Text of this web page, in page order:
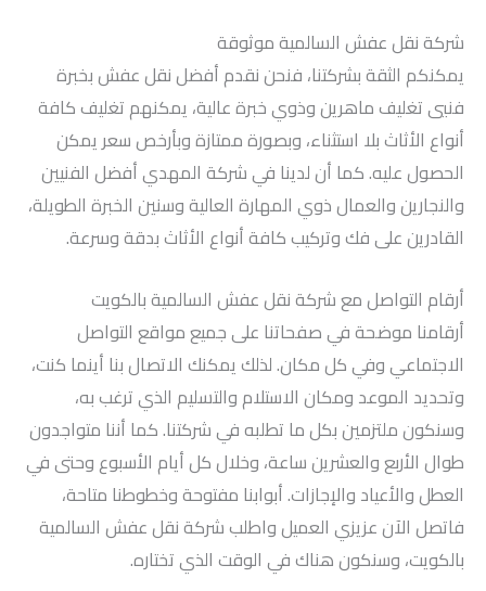
شركة نقل عفش السالمية موثوقة
يمكنكم الثقة بشركتنا، فنحن نقدم أفضل نقل عفش بخبرة
فنيي تغليف ماهرين وذوي خبرة عالية، يمكنهم تغليف كافة
أنواع الأثاث بلا استثناء، وبصورة ممتازة وبأرخص سعر يمكن
الحصول عليه. كما أن لدينا في شركة المهدي أفضل الفنيين
والنجارين والعمال ذوي المهارة العالية وسنين الخبرة الطويلة،
القادرين على فك وتركيب كافة أنواع الأثاث بدقة وسرعة.
أرقام التواصل مع شركة نقل عفش السالمية بالكويت
أرقامنا موضحة في صفحاتنا على جميع مواقع التواصل
الاجتماعي وفي كل مكان. لذلك يمكنك الاتصال بنا أينما كنت،
وتحديد الموعد ومكان الاستلام والتسليم الذي ترغب به،
وسنكون ملتزمين بكل ما تطلبه في شركتنا. كما أننا متواجدون
طوال الأربع والعشرين ساعة، وخلال كل أيام الأسبوع وحتى في
العطل والأعياد والإجازات. أبوابنا مفتوحة وخطوطنا متاحة،
فاتصل الآن عزيزي العميل واطلب شركة نقل عفش السالمية
بالكويت، وسنكون هناك في الوقت الذي تختاره.